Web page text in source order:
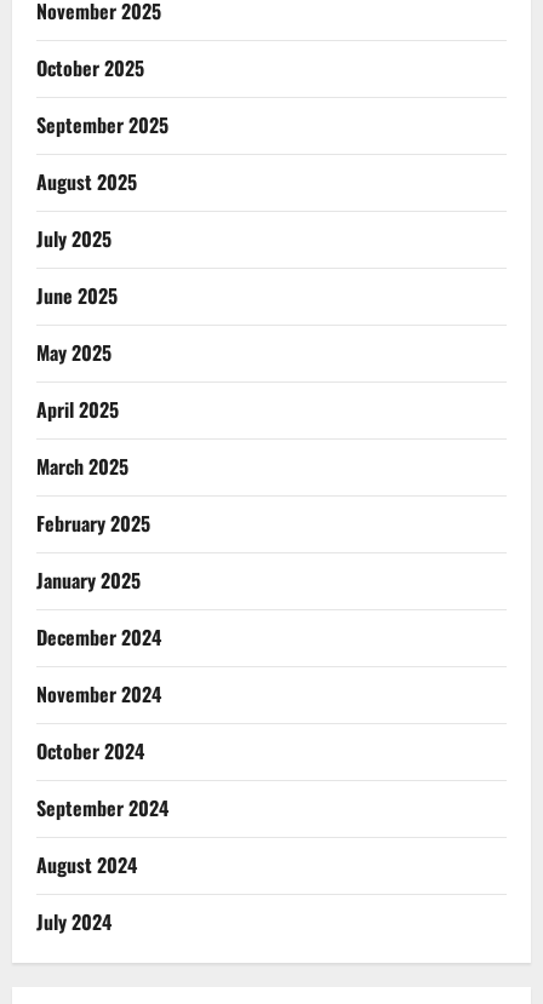
November 2025
October 2025
September 2025
August 2025
July 2025
June 2025
May 2025
April 2025
March 2025
February 2025
January 2025
December 2024
November 2024
October 2024
September 2024
August 2024
July 2024